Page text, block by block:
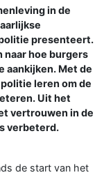
in de
presenteert.
naar hoe burgers
aankijken. Met de
leren om de
Uit het
vertrouwen in de
verbeterd.
de start van het